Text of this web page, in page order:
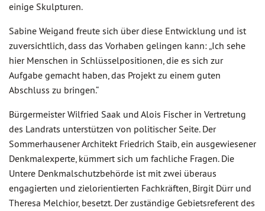
einige Skulpturen.
Sabine Weigand freute sich über diese Entwicklung und ist
zuversichtlich, dass das Vorhaben gelingen kann: „Ich sehe
hier Menschen in Schlüsselpositionen, die es sich zur
Aufgabe gemacht haben, das Projekt zu einem guten
Abschluss zu bringen.“
Bürgermeister Wilfried Saak und Alois Fischer in Vertretung
des Landrats unterstützen von politischer Seite. Der
Sommerhausener Architekt Friedrich Staib, ein ausgewiesener
Denkmalexperte, kümmert sich um fachliche Fragen. Die
Untere Denkmalschutzbehörde ist mit zwei überaus
engagierten und zielorientierten Fachkräften, Birgit Dürr und
Theresa Melchior, besetzt. Der zuständige Gebietsreferent des